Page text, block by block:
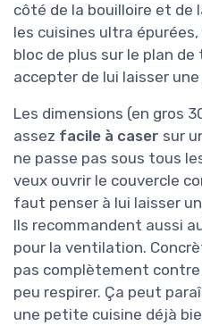
côté de la bouilloire et de
les cuisines ultra
bloc de plus sur le plan
accepter de lui laisser une
Les dimensions (en gros
assez facile à caser sur
ne passe pas sous tous
veux ouvrir le couvercle
faut penser à lui laisser
Ils recommandent aussi
pour la ventilation.
pas complètement contre
peu respirer. Ça peut
une petite cuisine déjà